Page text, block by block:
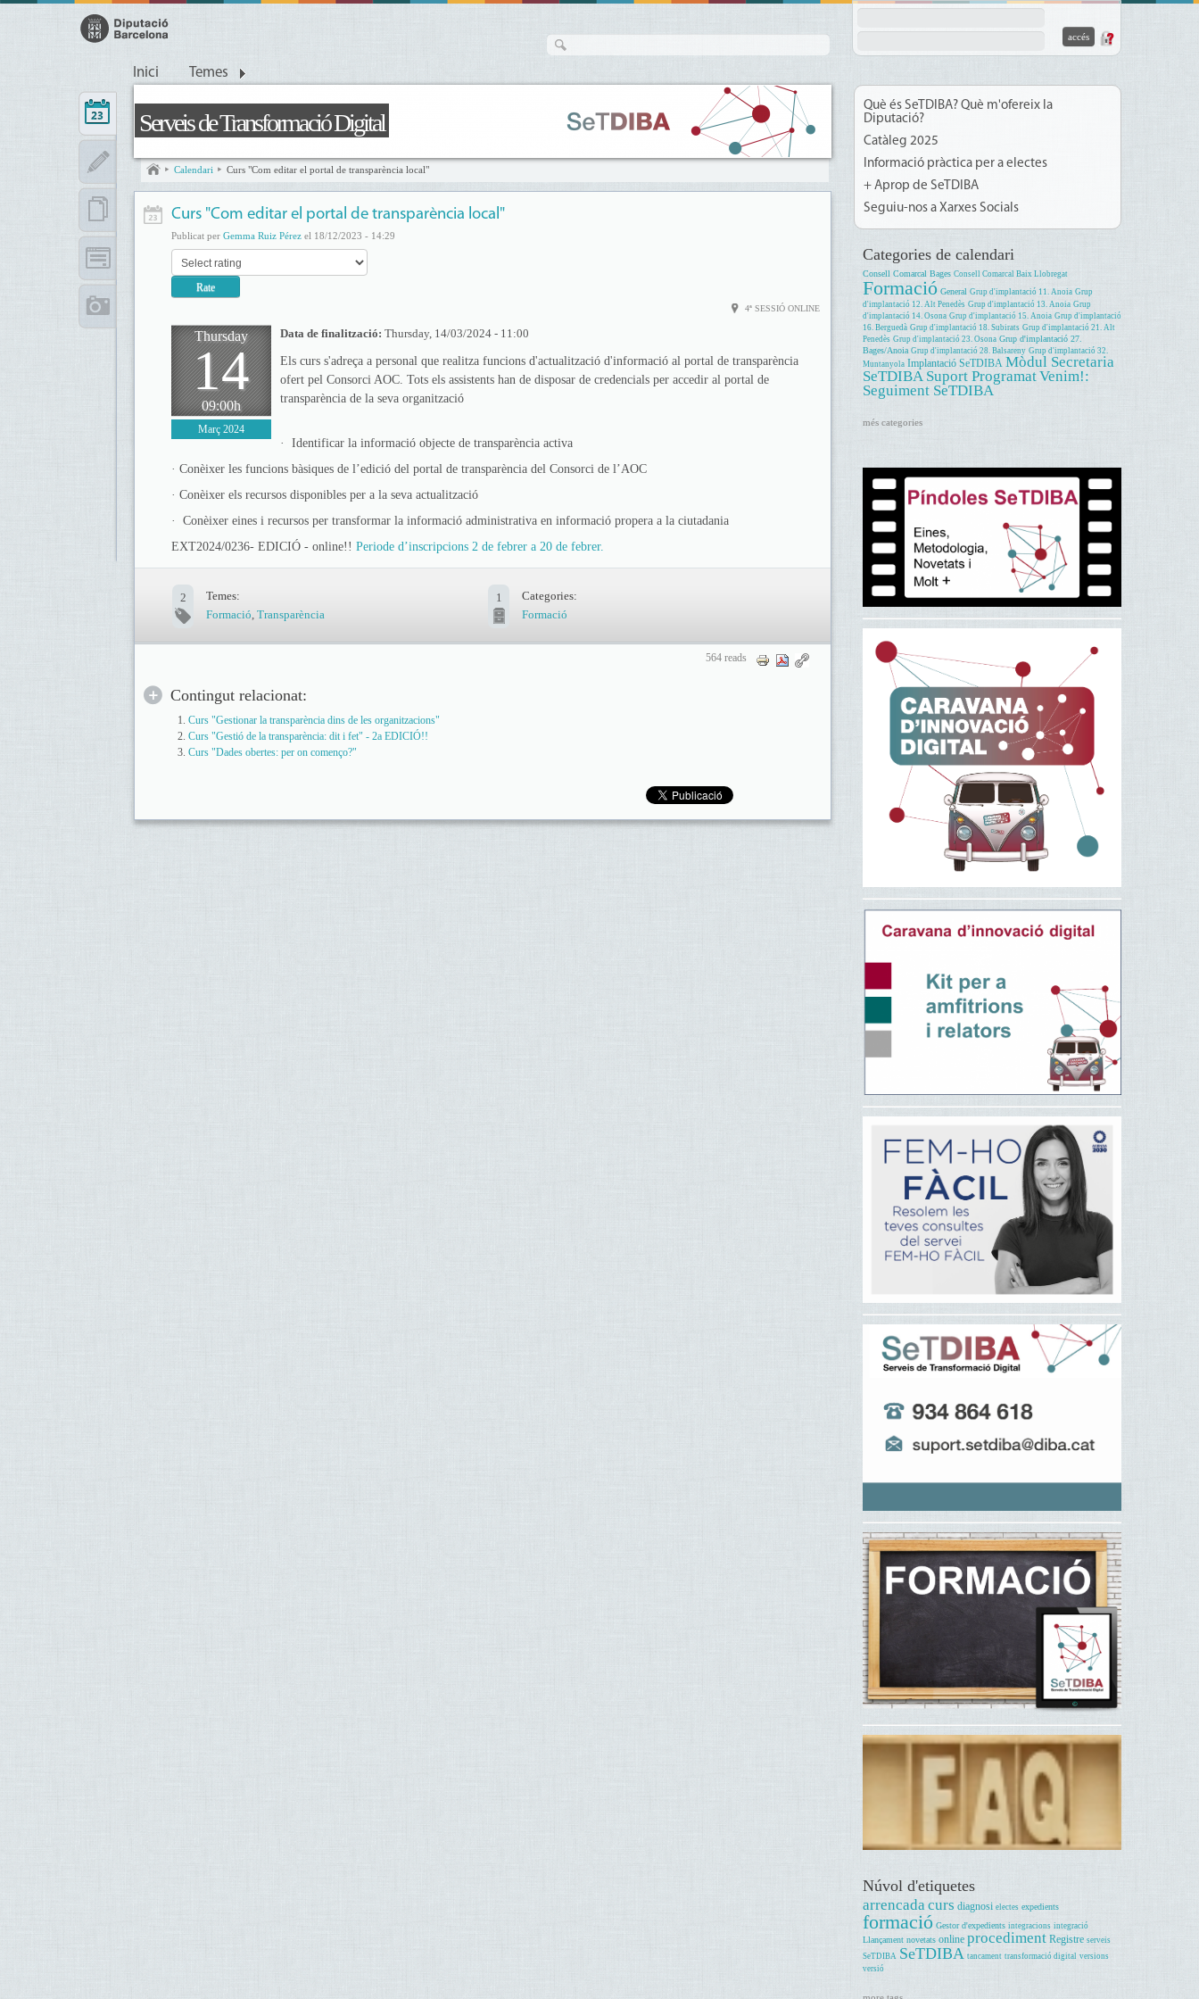
Inici Temes
Serveis de Transformació Digital
Calendari Curs "Com editar el portal de transparència local"
Curs "Com editar el portal de transparència local"
Publicat per Gemma Ruiz Pérez el 18/12/2023 - 14:29
4ª SESSIÓ ONLINE
Thursday
14
09:00h
Març 2024
Data de finalització: Thursday, 14/03/2024 - 11:00
Els curs s'adreça a personal que realitza funcions d'actualització d'informació al portal de transparència
ofert pel Consorci AOC. Tots els assistents han de disposar de credencials per accedir al portal de
transparència de la seva organització
· Identificar la informació objecte de transparència activa
· Conèixer les funcions bàsiques de l’edició del portal de transparència del Consorci de l’AOC
· Conèixer els recursos disponibles per a la seva actualització
· Conèixer eines i recursos per transformar la informació administrativa en informació propera a la ciutadania
EXT2024/0236- EDICIÓ - online!! Periode d’inscripcions 2 de febrer a 20 de febrer.
2
Temes:
Formació, Transparència
1
Categories:
Formació
564 reads
Contingut relacionat:
Curs "Gestionar la transparència dins de les organitzacions"
Curs "Gestió de la transparència: dit i fet" - 2a EDICIÓ!!
Curs "Dades obertes: per on començo?"
Què és SeTDIBA? Què m'ofereix la
Diputació?
Catàleg 2025
Informació pràctica per a electes
+ Aprop de SeTDIBA
Seguiu-nos a Xarxes Socials
Categories de calendari
Consell Comarcal Bages Consell Comarcal Baix Llobregat
Formació General Grup d'implantació 11. Anoia Grup
d'implantació 12. Alt Penedès Grup d'implantació 13. Anoia Grup
d'implantació 14. Osona Grup d'implantació 15. Anoia Grup d'implantació
16. Berguedà Grup d'implantació 18. Subirats Grup d'implantació 21. Alt
Penedès Grup d'implantació 23. Osona Grup d'implantació 27.
Bages/Anoia Grup d'implantació 28. Balsareny Grup d'implantació 32.
Muntanyola Implantació SeTDIBA Mòdul Secretaria
SeTDIBA Suport ProgramatVenim!:
Seguiment SeTDIBA
més categories
Núvol d'etiquetes
arrencada curs diagnosi electes expedients
formació Gestor d'expedients integracions integració
Llançament novetats online procediment Registre serveis
SeTDIBA SeTDIBA tancament transformació digital versions
versió
more tags